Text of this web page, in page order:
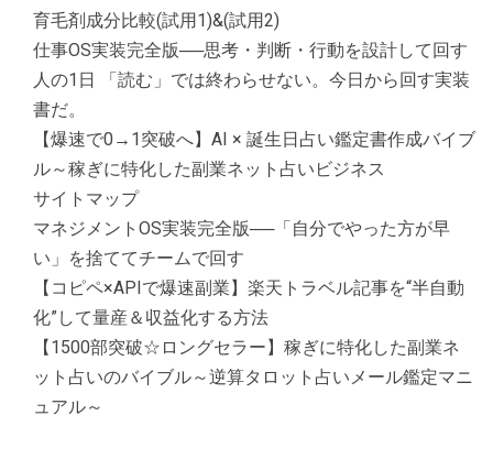
育毛剤成分比較(試用1)&(試用2)
仕事OS実装完全版──思考・判断・行動を設計して回す
人の1日 「読む」では終わらせない。今日から回す実装
書だ。
【爆速で0→1突破へ】AI × 誕生日占い鑑定書作成バイブ
ル～稼ぎに特化した副業ネット占いビジネス
サイトマップ
マネジメントOS実装完全版──「自分でやった方が早
い」を捨ててチームで回す
【コピペ×APIで爆速副業】楽天トラベル記事を“半自動
化”して量産＆収益化する方法
【1500部突破☆ロングセラー】稼ぎに特化した副業ネ
ット占いのバイブル～逆算タロット占いメール鑑定マニ
ュアル～